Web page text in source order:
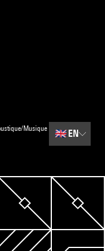
Musique
🇬🇧 EN